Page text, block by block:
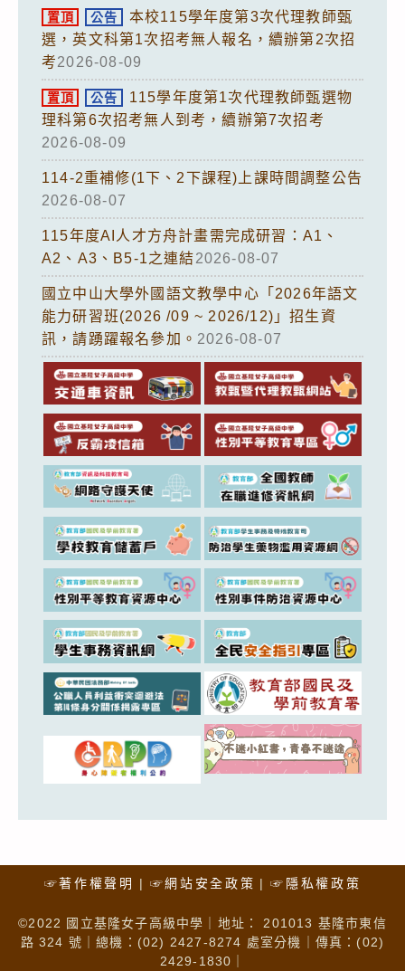
置頂 公告
本校115學年度第3次代理教師甄
選，英文科第1次招考無人報名，續辦第2次招
考2026-08-09
置頂 公告
115學年度第1次代理教師甄選物
理科第6次招考無人到考，續辦第7次招考
2026-08-09
114-2重補修(1下、2下課程)上課時間調整公告
2026-08-07
115年度AI人才方舟計畫需完成研習：A1、
A2、A3、B5-1之連結2026-08-07
國立中山大學外國語文教學中心「2026年語文
能力研習班(2026 /09 ~ 2026/12)」招生資
訊，請踴躍報名參加。 2026-08-07
☞著作權聲明 ☞網站安全政策 ☞隱私權政策
©2022 國立基隆女子高級中學｜地址： 201013 基隆市東信
路 324 號｜總機：(02) 2427-8274 處室分機｜傳真：(02)
2429-1830｜